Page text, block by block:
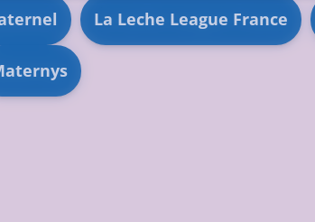
La Leche League France